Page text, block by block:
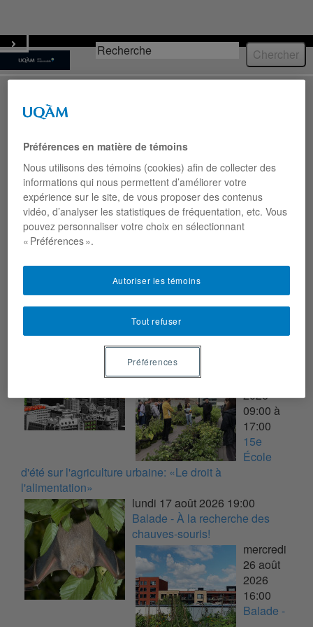
Menu
ACTUALITÉS
Près de 1,8 M$ pour améliorer les outils de
9 juillet 2026
Un réseau de surveillance marine testé dans
l’estuaire du Saint-Laurent
6 juillet 2026
Deux livres blancs sur les ruelles vertes
Voir toutes les actualités
ÉVÉNEMENTS
vendredi 7 août 202610:00
Balade - Sur les toits verts
2026
09:00 à
17:00
15e
École
d'été sur l'agriculture urbaine: «Le droit à
l'alimentation»
lundi 17 août 2026 19:00
Balade - À la recherche des
chauves-souris!
mercredi
26 août
2026
16:00
Balade -
Préférences en matière de témoins
Nous utilisons des témoins (cookies) afin de collecter des
informations qui nous permettent d’améliorer votre
expérience sur le site, de vous proposer des contenus
vidéo, d’analyser les statistiques de fréquentation, etc. Vous
pouvez personnaliser votre choix en sélectionnant
« Préférences ».
Tout refuser
Autoriser les témoins
Préférences